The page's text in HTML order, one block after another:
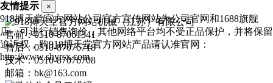
售前：0510-87061341
售后：0510-87076718
技术：0510-87076708
邮箱：bk@163.com
友情提示 ×
918搏天堂官方网站公司官方宣传网站为公司官网和1688旗舰
店，可进行销售询价，其他网络平台均不受正品保护，并将保留
追诉权，购918搏天堂官方网站产品请认准官网：
http://www.shyrsx.com